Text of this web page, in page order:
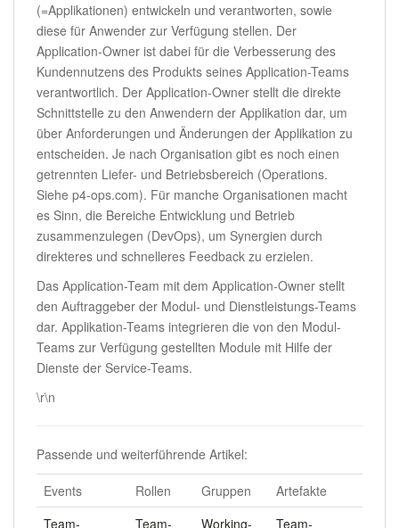
(=Applikationen) entwickeln und verantworten, sowie
diese für Anwender zur Verfügung stellen. Der
Application-Owner ist dabei für die Verbesserung des
Kundennutzens des Produkts seines Application-Teams
verantwortlich. Der Application-Owner stellt die direkte
Schnittstelle zu den Anwendern der Applikation dar, um
über Anforderungen und Änderungen der Applikation zu
entscheiden. Je nach Organisation gibt es noch einen
getrennten Liefer- und Betriebsbereich (Operations.
Siehe p4-ops.com). Für manche Organisationen macht
es Sinn, die Bereiche Entwicklung und Betrieb
zusammenzulegen (DevOps), um Synergien durch
direkteres und schnelleres Feedback zu erzielen.
Das Application-Team mit dem Application-Owner stellt
den Auftraggeber der Modul- und Dienstleistungs-Teams
dar. Applikation-Teams integrieren die von den Modul-
Teams zur Verfügung gestellten Module mit Hilfe der
Dienste der Service-Teams.
\r\n
Passende und weiterführende Artikel:
Events Rollen Gruppen
Artefakte
Team-
Team-
Working-
Team-